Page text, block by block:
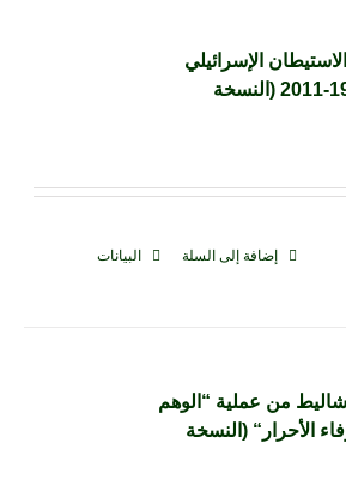
معلومات (21): الاستيطان الإسرائيلي
في الضفة الغربية 1993-2011 (النسخة
إضافة إلى السلة البيانات
معلومات (22): شاليط من عملية “الوهم
الأحرار“ (النسخة